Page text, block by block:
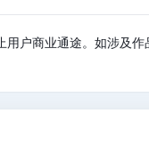
户商业通途。如涉及作